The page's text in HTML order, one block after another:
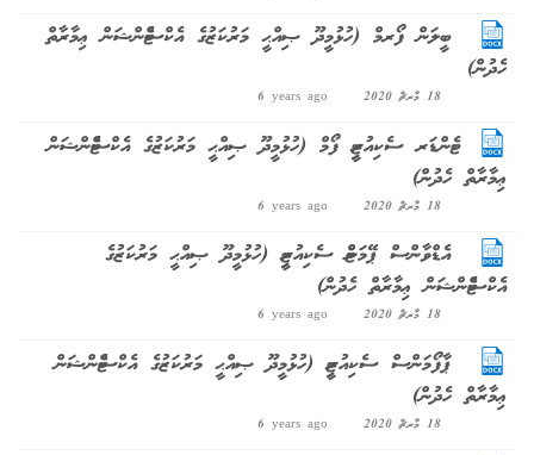
ބީލަން ފޯރމް (ހުޅުމީދޫ ޞިއްޙީ މަރުކަޒުގެ އެކްސްޓެންޝަން ޢިމާރާތް
ހެދުން)
18 މާރޗް 2020 6 years ago
ޓެންޑަރ ސެކިއުރިޓީ ފޯމް (ހުޅުމީދޫ ޞިއްޙީ މަރުކަޒުގެ އެކްސްޓެންޝަން
ޢިމާރާތް ހެދުން)
18 މާރޗް 2020 6 years ago
އެޑްވާންސް ޕޭމަންޓް ސެކިއުރިޓީ (ހުޅުމީދޫ ޞިއްޙީ މަރުކަޒުގެ
އެކްސްޓެންޝަން ޢިމާރާތް ހެދުން)
18 މާރޗް 2020 6 years ago
ޕާފޯމަންސް ސެކިއުރިޓީ (ހުޅުމީދޫ ޞިއްޙީ މަރުކަޒުގެ އެކްސްޓެންޝަން
ޢިމާރާތް ހެދުން)
18 މާރޗް 2020 6 years ago